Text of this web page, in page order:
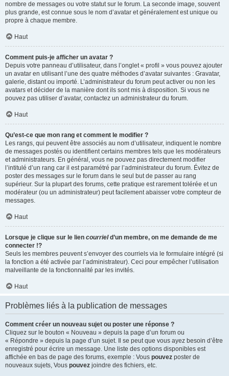
nombre de messages ou votre statut sur le forum. La seconde image, souvent
plus grande, est connue sous le nom d’avatar et généralement est unique ou
propre à chaque membre.
Haut
Comment puis-je afficher un avatar ?
Depuis votre panneau d’utilisateur, dans l’onglet « profil » vous pouvez ajouter
un avatar en utilisant l’une des quatre méthodes d’avatar suivantes : Gravatar,
galerie, distant ou importé. L’administrateur du forum peut activer ou non les
avatars et décider de la manière dont ils sont mis à disposition. Si vous ne
pouvez pas utiliser d’avatar, contactez un administrateur du forum.
Haut
Qu’est-ce que mon rang et comment le modifier ?
Les rangs, qui peuvent être associés au nom d’utilisateur, indiquent le nombre
de messages postés ou identifient certains membres tels que les modérateurs
et administrateurs. En général, vous ne pouvez pas directement modifier
l’intitulé d’un rang car il est paramétré par l’administrateur du forum. Évitez de
poster des messages sur le forum dans le seul but de passer au rang
supérieur. Sur la plupart des forums, cette pratique est rarement tolérée et un
modérateur (ou un administrateur) peut facilement abaisser votre compteur de
messages.
Haut
Lorsque je clique sur le lien courrield’un membre, on me demande de me
connecter !?
Seuls les membres peuvent s’envoyer des courriels via le formulaire intégré (si
la fonction a été activée par l’administrateur). Ceci pour empêcher l’utilisation
malveillante de la fonctionnalité par les invités.
Haut
Problèmes liés à la publication de messages
Comment créer un nouveau sujet ou poster une réponse ?
Cliquez sur le bouton « Nouveau » depuis la page d’un forum ou
« Répondre » depuis la page d’un sujet. Il se peut que vous ayez besoin d’être
enregistré pour écrire un message. Une liste des options disponibles est
affichée en bas de page des forums, exemple : Vous pouvez poster de
nouveaux sujets, Vous pouvez joindre des fichiers, etc.